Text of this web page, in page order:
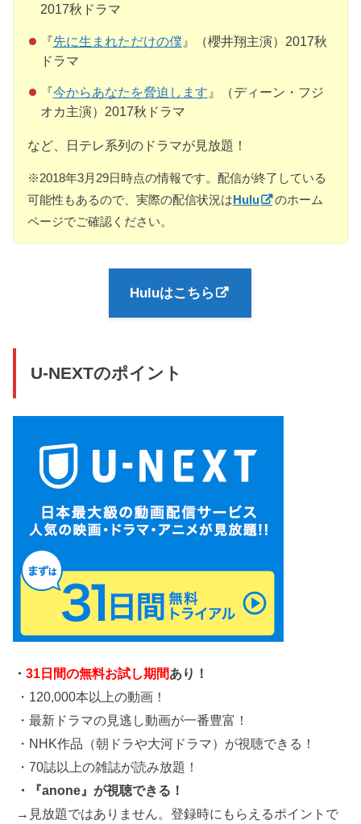
2017秋ドラマ
『先に生まれただけの僕』（櫻井翔主演）2017秋
ドラマ
『今からあなたを脅迫します 』（ディーン・フジ
オカ主演）2017秋ドラマ
など、日テレ系列のドラマが見放題！
※2018年3月29日時点の情報です。配信が終了している
可能性もあるので、実際の配信状況はHulu
のホーム
ページでご確認ください。
Huluはこちら
U-NEXTのポイント
・31日間の無料お試し期間あり！
・120,000本以上の動画！
・最新ドラマの見逃し動画が一番豊富！
・NHK作品（朝ドラや大河ドラマ）が視聴できる！
・70誌以上の雑誌が読み放題！
・『anone』が視聴できる！
→見放題ではありません。登録時にもらえるポイントで